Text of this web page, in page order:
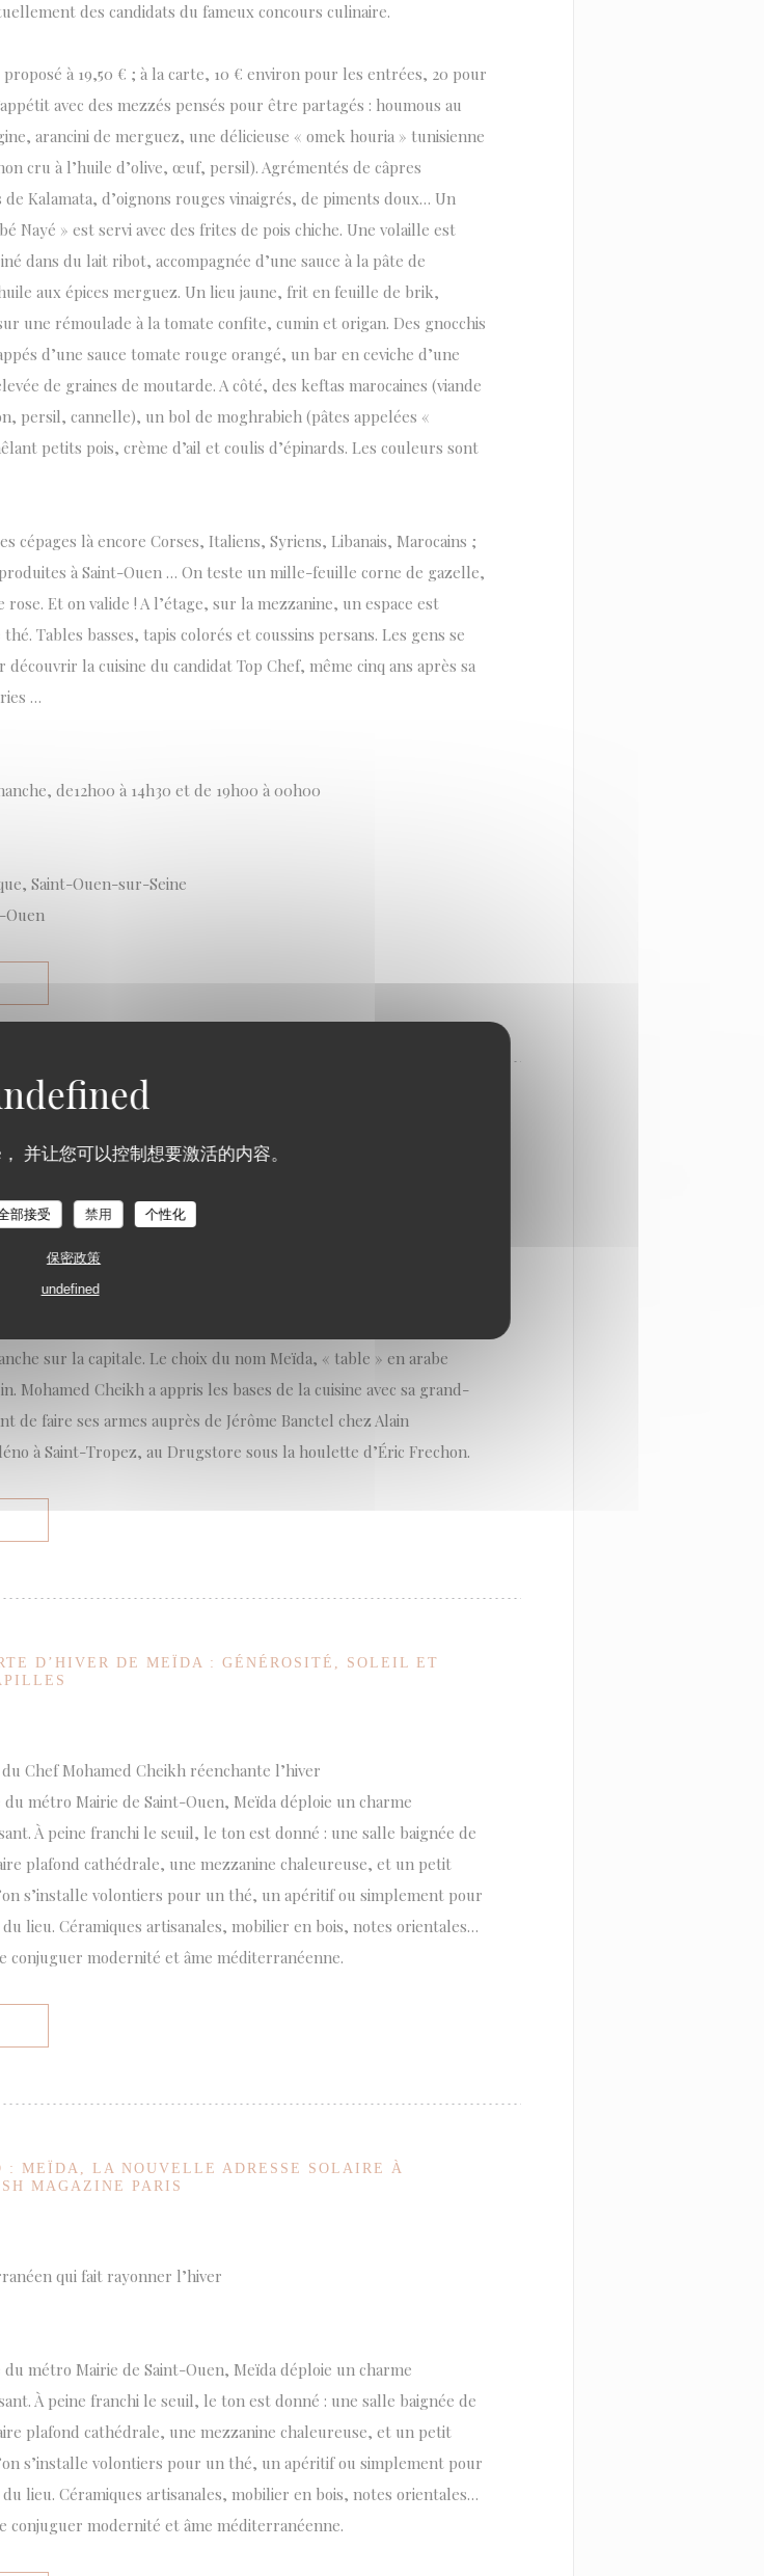
并让您可以控制想要激活的内容。
部接受 禁用 个性化
保密政策
undefined
des candidats du fameux concours culinaire.
à 19,50 € ; à la carte, 10 € environ pour les entrées, 20 pour
avec des mezzés pensés pour être partagés : houmous au
arancini de merguez, une délicieuse « omek houria » tunisienne
cru à l’huile d’olive, œuf, persil). Agrémentés de câpres
Kalamata, d’oignons rouges vinaigrés, de piments doux… Un
Nayé » est servi avec des frites de pois chiche. Une volaille est
dans du lait ribot, accompagnée d’une sauce à la pâte de
aux épices merguez. Un lieu jaune, frit en feuille de brik,
une rémoulade à la tomate confite, cumin et origan. Des gnocchis
d’une sauce tomate rouge orangé, un bar en ceviche d’une
de graines de moutarde. A côté, des keftas marocaines (viande
persil, cannelle), un bol de moghrabieh (pâtes appelées «
petits pois, crème d’ail et coulis d’épinards. Les couleurs sont
cépages là encore Corses, Italiens, Syriens, Libanais, Marocains ;
à Saint-Ouen … On teste un mille-feuille corne de gazelle,
Et on valide ! A l’étage, sur la mezzanine, un espace est
Tables basses, tapis colorés et coussins persans. Les gens se
la cuisine du candidat Top Chef, même cinq ans après sa
…
de12h00 à 14h30 et de 19h00 à 00h00
Saint-Ouen-sur-Seine
Ouen
窗口中打开))
// LES HARDIS
victoire dans l’émission Top Chef en 2021. La saison 12, celle du
! Il aura fallu trois ans pour que Mohamed Cheikh ouvre sa
sur la capitale. Le choix du nom Meïda, « table » en arabe
Mohamed Cheikh a appris les bases de la cuisine avec sa grand-
de faire ses armes auprès de Jérôme Banctel chez Alain
à Saint-Tropez, au Drugstore sous la houlette d’Éric Frechon.
窗口中打开))
D’HIVER DE MEÏDA : GÉNÉROSITÉ, SOLEIL ET
Chef Mohamed Cheikh réenchante l’hiver
métro Mairie de Saint-Ouen, Meïda déploie un charme
À peine franchi le seuil, le ton est donné : une salle baignée de
plafond cathédrale, une mezzanine chaleureuse, et un petit
s’installe volontiers pour un thé, un apéritif ou simplement pour
lieu. Céramiques artisanales, mobilier en bois, notes orientales…
conjuguer modernité et âme méditerranéenne.
窗口中打开))
: MEÏDA, LA NOUVELLE ADRESSE SOLAIRE À
MAGAZINE PARIS
qui fait rayonner l’hiver
métro Mairie de Saint-Ouen, Meïda déploie un charme
À peine franchi le seuil, le ton est donné : une salle baignée de
plafond cathédrale, une mezzanine chaleureuse, et un petit
s’installe volontiers pour un thé, un apéritif ou simplement pour
lieu. Céramiques artisanales, mobilier en bois, notes orientales…
conjuguer modernité et âme méditerranéenne.